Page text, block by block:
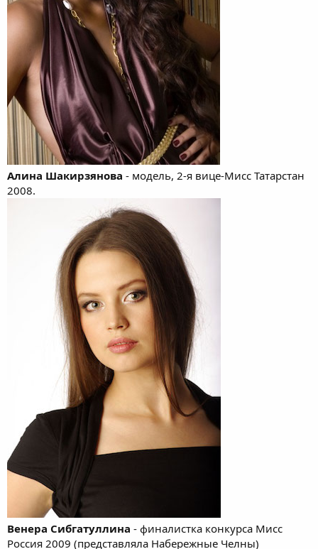
Алина Шакирзянова - модель, 2-я вице-Мисс Татарстан
2008.
Венера Сибгатуллина - финалистка конкурса Мисс
Россия 2009 (представляла Набережные Челны)